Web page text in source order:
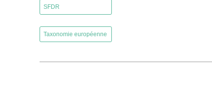
SFDR
Taxonomie européenne